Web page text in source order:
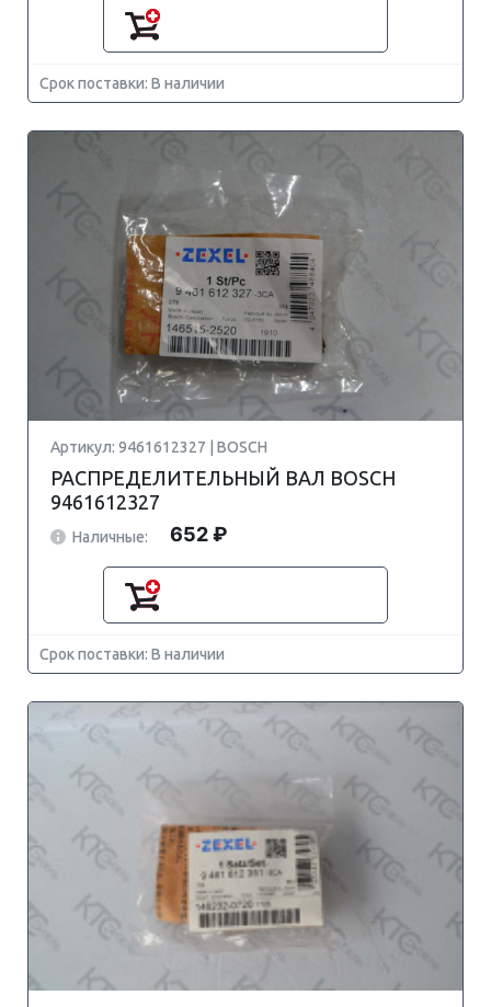
Срок поставки: В наличии
Артикул: 9461612327 | BOSCH
РАСПРЕДЕЛИТЕЛЬНЫЙ ВАЛ BOSCH
9461612327
Наличные: 652 ₽
Срок поставки: В наличии